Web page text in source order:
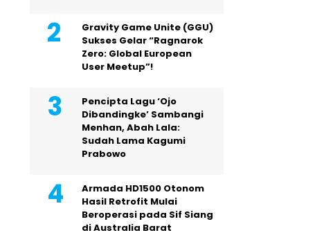
Gravity Game Unite (GGU)
Sukses Gelar “Ragnarok
Zero: Global European
User Meetup”!
Pencipta Lagu ‘Ojo
Dibandingke’ Sambangi
Menhan, Abah Lala:
Sudah Lama Kagumi
Prabowo
Armada HD1500 Otonom
Hasil Retrofit Mulai
Beroperasi pada Sif Siang
di Australia Barat